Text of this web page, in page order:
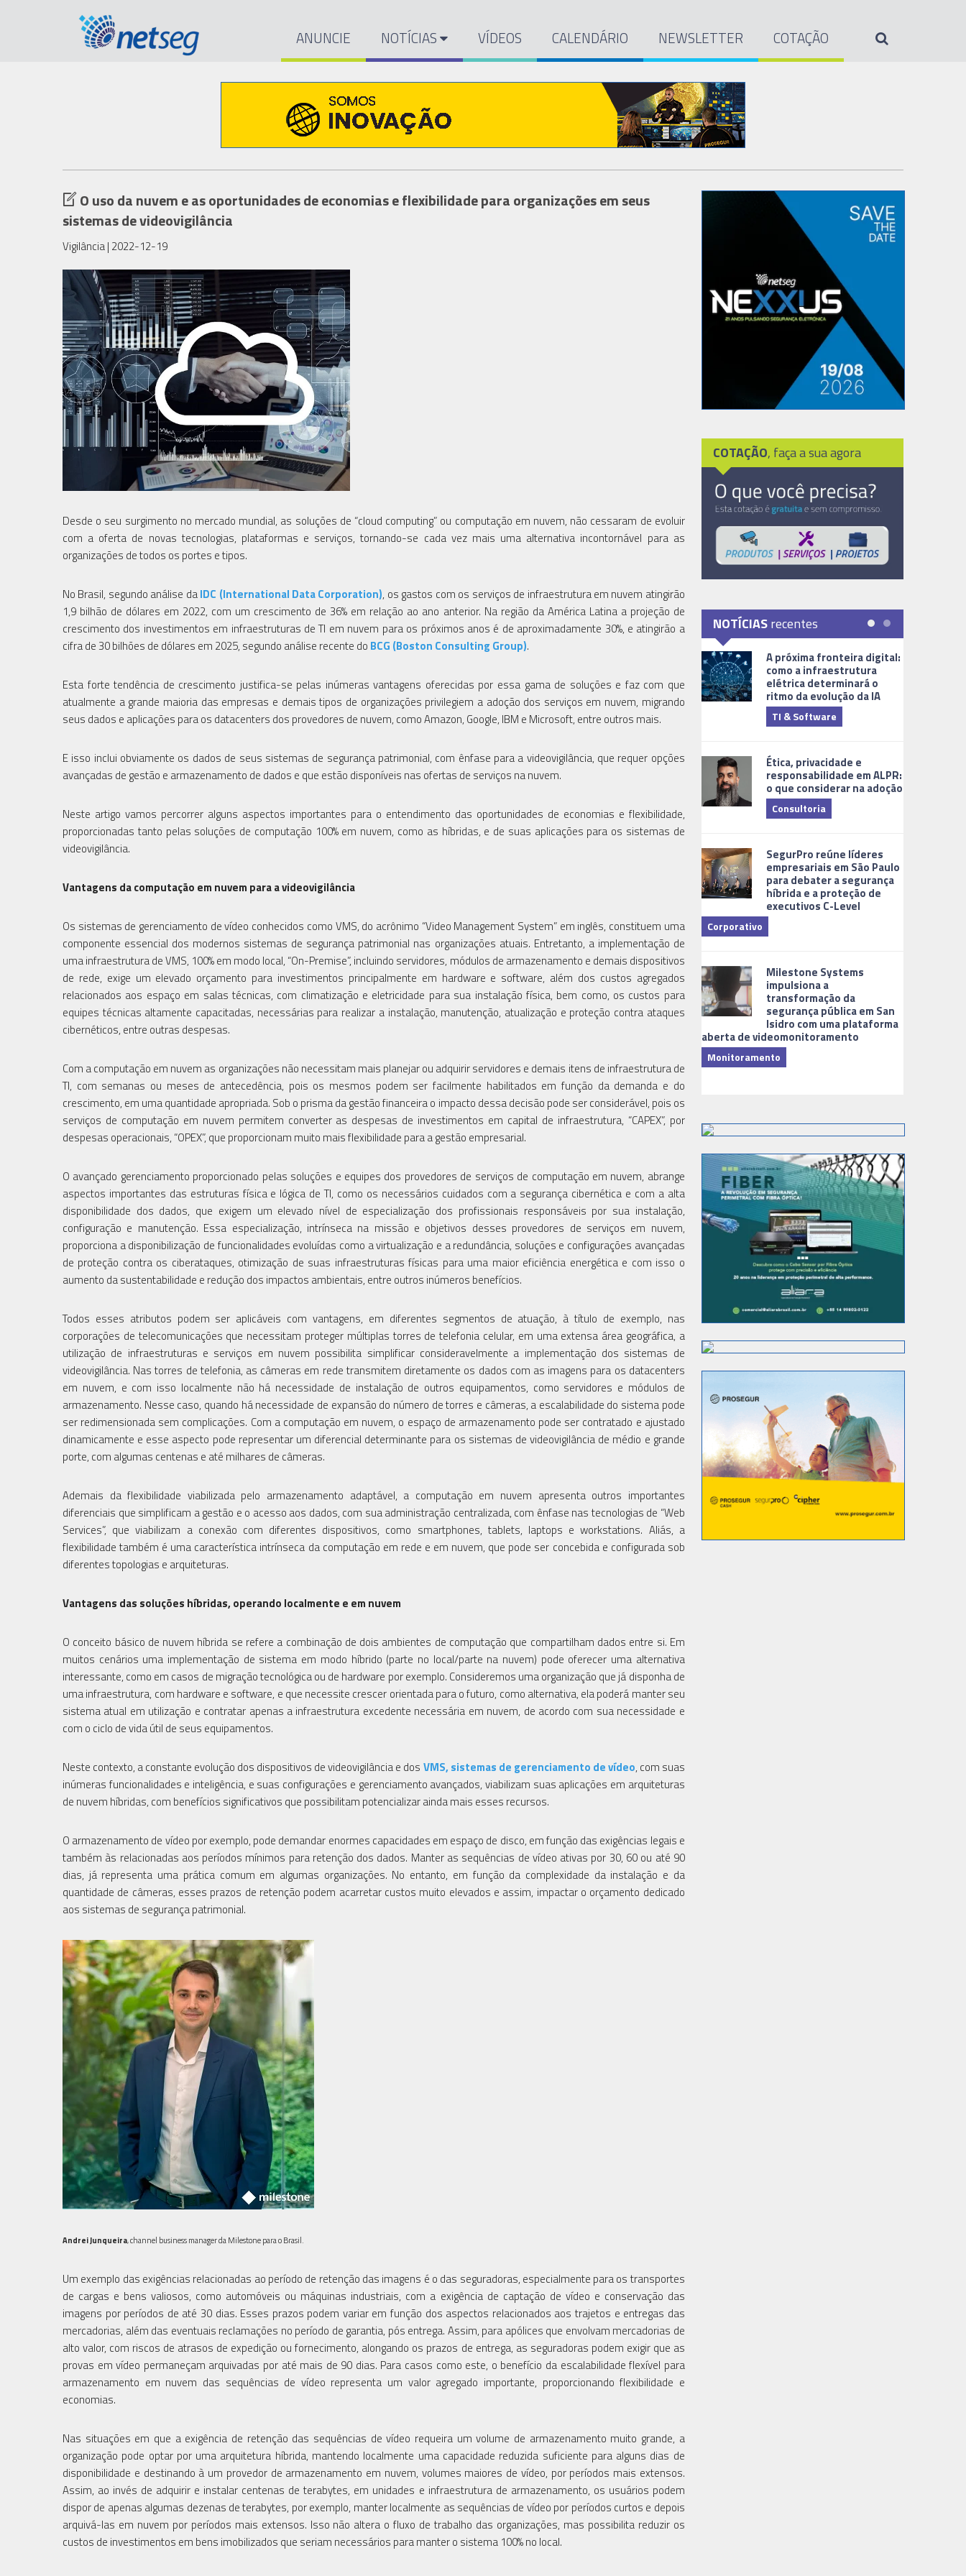
ANUNCIE NOTÍCIAS VÍDEOS CALENDÁRIO NEWSLETTER COTAÇÃO
O uso da nuvem e as oportunidades de economias e flexibilidade para organizações em seus
sistemas de videovigilância
Vigilância| 2022-12-19
Desde o seu surgimento no mercado mundial, as soluções de “cloud computing” ou computação em nuvem, não cessaram de evoluir
com a oferta de novas tecnologias, plataformas e serviços, tornando-se cada vez mais uma alternativa incontornável para as
organizações de todos os portes e tipos.
No Brasil, segundo análise daIDC (International Data Corporation), os gastos com os serviços de infraestrutura em nuvem atingirão
1,9 bilhão de dólares em 2022, com um crescimento de 36% em relação ao ano anterior. Na região da América Latina a projeção de
crescimento dos investimentos em infraestruturas de TI em nuvem para os próximos anos é de aproximadamente 30%, e atingirão a
cifra de 30 bilhões de dólares em 2025, segundo análise recente do BCG (Boston Consulting Group).
Esta forte tendência de crescimento justifica-se pelas inúmeras vantagens oferecidas por essa gama de soluções e faz com que
atualmente a grande maioria das empresas e demais tipos de organizações privilegiem a adoção dos serviços em nuvem, migrando
seus dados e aplicações para os datacenters dos provedores de nuvem, como Amazon, Google, IBM e Microsoft, entre outros mais.
E isso inclui obviamente os dados de seus sistemas de segurança patrimonial, com ênfase para a videovigilância, que requer opções
avançadas de gestão e armazenamento de dados e que estão disponíveis nas ofertas de serviços na nuvem.
Neste artigo vamos percorrer alguns aspectos importantes para o entendimento das oportunidades de economias e flexibilidade,
proporcionadas tanto pelas soluções de computação 100% em nuvem, como as híbridas, e de suas aplicações para os sistemas de
videovigilância.
Vantagens da computação em nuvem para a videovigilância
Os sistemas de gerenciamento de vídeo conhecidos como VMS, do acrônimo “Video Management System” em inglês, constituem uma
componente essencial dos modernos sistemas de segurança patrimonial nas organizações atuais. Entretanto, a implementação de
uma infraestrutura de VMS, 100% em modo local, “On-Premise”, incluindo servidores, módulos de armazenamento e demais dispositivos
de rede, exige um elevado orçamento para investimentos principalmente em hardware e software, além dos custos agregados
relacionados aos espaço em salas técnicas, com climatização e eletricidade para sua instalação física, bem como, os custos para
equipes técnicas altamente capacitadas, necessárias para realizar a instalação, manutenção, atualização e proteção contra ataques
cibernéticos, entre outras despesas.
Com a computação em nuvem as organizações não necessitam mais planejar ou adquirir servidores e demais itens de infraestrutura de
TI, com semanas ou meses de antecedência, pois os mesmos podem ser facilmente habilitados em função da demanda e do
crescimento, em uma quantidade apropriada. Sob o prisma da gestão financeira o impacto dessa decisão pode ser considerável, pois os
serviços de computação em nuvem permitem converter as despesas de investimentos em capital de infraestrutura, “CAPEX”, por
despesas operacionais, “OPEX”, que proporcionam muito mais flexibilidade para a gestão empresarial.
O avançado gerenciamento proporcionado pelas soluções e equipes dos provedores de serviços de computação em nuvem, abrange
aspectos importantes das estruturas física e lógica de TI, como os necessários cuidados com a segurança cibernética e com a alta
disponibilidade dos dados, que exigem um elevado nível de especialização dos profissionais responsáveis por sua instalação,
configuração e manutenção. Essa especialização, intrínseca na missão e objetivos desses provedores de serviços em nuvem,
proporciona a disponibilização de funcionalidades evoluídas como a virtualização e a redundância, soluções e configurações avançadas
de proteção contra os ciberataques, otimização de suas infraestruturas físicas para uma maior eficiência energética e com isso o
aumento da sustentabilidade e redução dos impactos ambientais, entre outros inúmeros benefícios.
Todos esses atributos podem ser aplicáveis com vantagens, em diferentes segmentos de atuação, à título de exemplo, nas
corporações de telecomunicações que necessitam proteger múltiplas torres de telefonia celular, em uma extensa área geográfica, a
utilização de infraestruturas e serviços em nuvem possibilita simplificar consideravelmente a implementação dos sistemas de
videovigilância. Nas torres de telefonia, as câmeras em rede transmitem diretamente os dados com as imagens para os datacenters
em nuvem, e com isso localmente não há necessidade de instalação de outros equipamentos, como servidores e módulos de
armazenamento. Nesse caso, quando há necessidade de expansão do número de torres e câmeras, a escalabilidade do sistema pode
ser redimensionada sem complicações. Com a computação em nuvem, o espaço de armazenamento pode ser contratado e ajustado
dinamicamente e esse aspecto pode representar um diferencial determinante para os sistemas de videovigilância de médio e grande
porte, com algumas centenas e até milhares de câmeras.
Ademais da flexibilidade viabilizada pelo armazenamento adaptável, a computação em nuvem apresenta outros importantes
diferenciais que simplificam a gestão e o acesso aos dados, com sua administração centralizada, com ênfase nas tecnologias de “Web
Services”, que viabilizam a conexão com diferentes dispositivos, como smartphones, tablets, laptops e workstations. Aliás, a
flexibilidade também é uma característica intrínseca da computação em rede e em nuvem, que pode ser concebida e configurada sob
diferentes topologias e arquiteturas.
Vantagens das soluções híbridas, operando localmente e em nuvem
O conceito básico de nuvem híbrida se refere a combinação de dois ambientes de computação que compartilham dados entre si. Em
muitos cenários uma implementação de sistema em modo híbrido (parte no local/parte na nuvem) pode oferecer uma alternativa
interessante, como em casos de migração tecnológica ou de hardware por exemplo. Consideremos uma organização que já disponha de
uma infraestrutura, com hardware e software, e que necessite crescer orientada para o futuro, como alternativa, ela poderá manter seu
sistema atual em utilização e contratar apenas a infraestrutura excedente necessária em nuvem, de acordo com sua necessidade e
com o ciclo de vida útil de seus equipamentos.
Neste contexto, a constante evolução dos dispositivos de videovigilância e dos VMS, sistemas de gerenciamento de vídeo, com suas
inúmeras funcionalidades e inteligência, e suas configurações e gerenciamento avançados, viabilizam suas aplicações em arquiteturas
de nuvem híbridas, com benefícios significativos que possibilitam potencializar ainda mais esses recursos.
O armazenamento de vídeo por exemplo, pode demandar enormes capacidades em espaço de disco, em função das exigências legais e
também às relacionadas aos períodos mínimos para retenção dos dados. Manter as sequências de vídeo ativas por 30, 60 ou até 90
dias, já representa uma prática comum em algumas organizações. No entanto, em função da complexidade da instalação e da
quantidade de câmeras, esses prazos de retenção podem acarretar custos muito elevados e assim, impactar o orçamento dedicado
aos sistemas de segurança patrimonial.
Andrei Junqueira, channel business manager da Milestone para o Brasil.
Um exemplo das exigências relacionadas ao período de retenção das imagens é o das seguradoras, especialmente para os transportes
de cargas e bens valiosos, como automóveis ou máquinas industriais, com a exigência de captação de vídeo e conservação das
imagens por períodos de até 30 dias. Esses prazos podem variar em função dos aspectos relacionados aos trajetos e entregas das
mercadorias, além das eventuais reclamações no período de garantia, pós entrega. Assim, para apólices que envolvam mercadorias de
alto valor, com riscos de atrasos de expedição ou fornecimento, alongando os prazos de entrega, as seguradoras podem exigir que as
provas em vídeo permaneçam arquivadas por até mais de 90 dias. Para casos como este, o benefício da escalabilidade flexível para
armazenamento em nuvem das sequências de vídeo representa um valor agregado importante, proporcionando flexibilidade e
economias.
Nas situações em que a exigência de retenção das sequências de vídeo requeira um volume de armazenamento muito grande, a
organização pode optar por uma arquitetura híbrida, mantendo localmente uma capacidade reduzida suficiente para alguns dias de
disponibilidade e destinando à um provedor de armazenamento em nuvem, volumes maiores de vídeo, por períodos mais extensos.
Assim, ao invés de adquirir e instalar centenas de terabytes, em unidades e infraestrutura de armazenamento, os usuários podem
dispor de apenas algumas dezenas de terabytes, por exemplo, manter localmente as sequências de vídeo por períodos curtos e depois
arquivá-las em nuvem por períodos mais extensos. Isso não altera o fluxo de trabalho das organizações, mas possibilita reduzir os
custos de investimentos em bens imobilizados que seriam necessários para manter o sistema 100% no local.
COTAÇÃO, faça a sua agora
NOTÍCIASrecentes
A próxima fronteira digital:
como a infraestrutura
elétrica determinará o
ritmo da evolução da IA
TI & Software
Ética, privacidade e
responsabilidade em ALPR:
o que considerar na adoção
Consultoria
SegurPro reúne líderes
empresariais em São Paulo
para debater a segurança
híbrida e a proteção de
executivos C-Level
Corporativo
Milestone Systems
impulsiona a
transformação da
segurança pública em San
Isidro com uma plataforma
aberta de videomonitoramento
Monitoramento